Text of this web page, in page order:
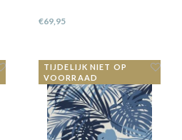
€69,95
TIJDELIJK NIET OP
VOORRAAD